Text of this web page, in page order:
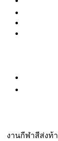
งานกีฬาสีส่งท้